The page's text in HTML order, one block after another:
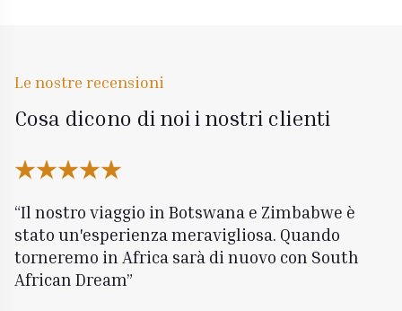
Le nostre recensioni
Cosa dicono di noi i nostri clienti
Il nostro viaggio in Botswana e Zimbabwe è
stato un'esperienza meravigliosa. Quando
torneremo in Africa sarà di nuovo con South
African Dream